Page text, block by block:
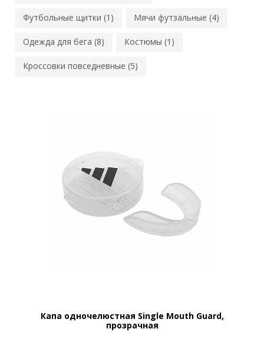
Футбольные щитки (1) Мячи футзальные (4)
Одежда для бега (8) Костюмы (1)
Кроссовки повседневные (5)
Капа одночелюстная Single Mouth Guard,
прозрачная